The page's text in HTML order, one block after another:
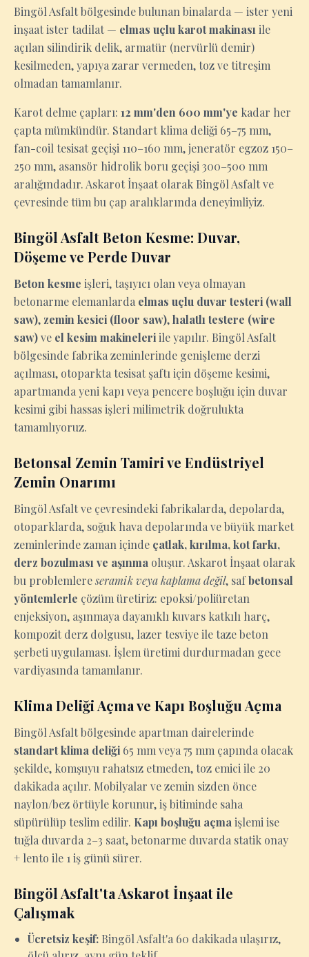
Bingöl Asfalt bölgesinde bulunan binalarda — ister yeni
inşaat ister tadilat — elmas uçlu karot makinası ile
açılan silindirik delik, armatür (nervürlü demir)
kesilmeden, yapıya zarar vermeden, toz ve titreşim
olmadan tamamlanır.
Karot delme çapları: 12 mm'den 600 mm'ye kadar her
çapta mümkündür. Standart klima deliği 65–75 mm,
fan-coil tesisat geçişi 110–160 mm, jeneratör egzoz 150–
250 mm, asansör hidrolik boru geçişi 300–500 mm
aralığındadır. Askarot İnşaat olarak Bingöl Asfalt ve
çevresinde tüm bu çap aralıklarında deneyimliyiz.
Bingöl Asfalt Beton Kesme: Duvar,
Döşeme ve Perde Duvar
Beton kesme işleri, taşıyıcı olan veya olmayan
betonarme elemanlarda elmas uçlu duvar testeri (wall
saw), zemin kesici (floor saw),halatlı testere (wire
saw)ve el kesim makineleriile yapılır. Bingöl Asfalt
bölgesinde fabrika zeminlerinde genişleme derzi
açılması, otoparkta tesisat şaftı için döşeme kesimi,
apartmanda yeni kapı veya pencere boşluğu için duvar
kesimi gibi hassas işleri milimetrik doğrulukta
tamamlıyoruz.
Betonsal Zemin Tamiri ve Endüstriyel
Zemin Onarımı
Bingöl Asfalt ve çevresindeki fabrikalarda, depolarda,
otoparklarda, soğuk hava depolarında ve büyük market
zeminlerinde zaman içinde çatlak, kırılma, kot farkı,
derz bozulması ve aşınma oluşur. Askarot İnşaat olarak
bu problemlereseramik veya kaplama değil, safbetonsal
yöntemlerle çözüm üretiriz: epoksi/poliüretan
enjeksiyon, aşınmaya dayanıklı kuvars katkılı harç,
kompozit derz dolgusu, lazer tesviye ile taze beton
şerbeti uygulaması. İşlem üretimi durdurmadan gece
vardiyasında tamamlanır.
Klima Deliği Açma ve Kapı Boşluğu Açma
Bingöl Asfalt bölgesinde apartman dairelerinde
standart klima deliği 65 mm veya 75 mm çapında olacak
şekilde, komşuyu rahatsız etmeden, toz emici ile 20
dakikada açılır. Mobilyalar ve zemin sizden önce
naylon/bez örtüyle korunur, iş bitiminde saha
süpürülüp teslim edilir. Kapı boşluğu açma işlemi ise
tuğla duvarda 2–3 saat, betonarme duvarda statik onay
+ lento ile 1 iş günü sürer.
Bingöl Asfalt'ta Askarot İnşaat ile
Çalışmak
Ücretsiz keşif: Bingöl Asfalt'a 60 dakikada ulaşırız,